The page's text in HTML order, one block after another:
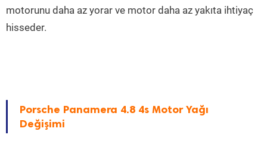
motorunu daha az yorar ve motor daha az yakıta ihtiyaç
hisseder.
Porsche Panamera 4.8 4s Motor Yağı
Değişimi